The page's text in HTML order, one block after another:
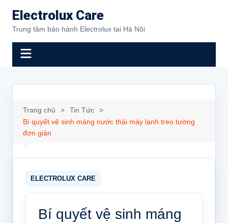
đến
phần
Electrolux Care
Trung tâm bảo hành Electrolux tại Hà Nội
Trang chủ
Tin Tức
Bí quyết vệ sinh máng nước thải máy lạnh treo tường
đơn giản
Bí quyết vệ sinh máng